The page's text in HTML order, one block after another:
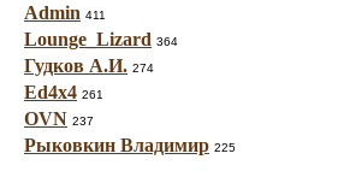
Admin 411
Lounge_Lizard 364
Гудков А.И. 274
Ed4x4 261
OVN 237
Рыковкин Владимир 225